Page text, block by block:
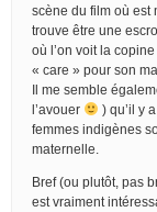
scène du film où est
trouve être une
où l’on voit la
« care » pour son
Il me semble
l’avouer
) qu’il y
femmes indigènes
maternelle.
Bref (ou plutôt, pas
est vraiment